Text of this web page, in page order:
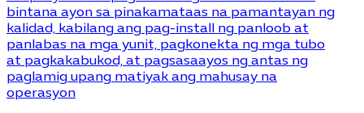
bintana ayon sa pinakamataas na pamantayan ng
kalidad, kabilang ang pag-install ng panloob at
panlabas na mga yunit, pagkonekta ng mga tubo
at pagkakabukod, at pagsasaayos ng antas ng
paglamig upang matiyak ang mahusay na
operasyon